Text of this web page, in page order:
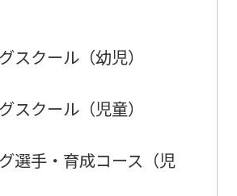
スクール（幼児）
スクール（児童）
選手・育成コース（児